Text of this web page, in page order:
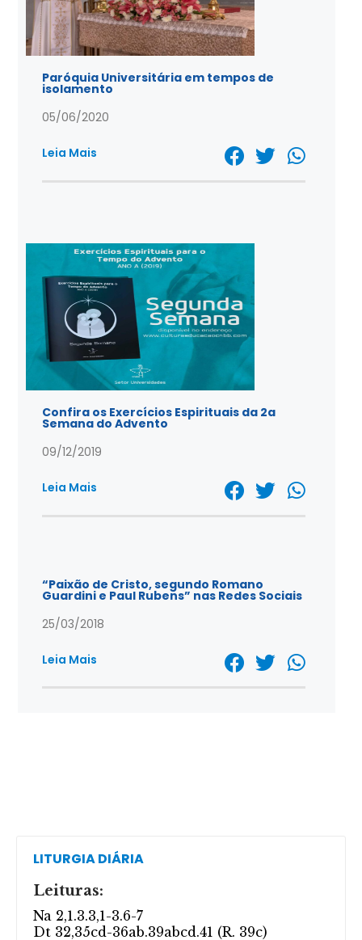
Paróquia Universitária em tempos de
isolamento
05/06/2020
Leia Mais
Confira os Exercícios Espirituais da 2a
Semana do Advento
09/12/2019
Leia Mais
“Paixão de Cristo, segundo Romano
Guardini e Paul Rubens” nas Redes Sociais
25/03/2018
Leia Mais
LITURGIA DIÁRIA